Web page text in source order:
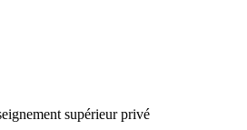
supérieur privé